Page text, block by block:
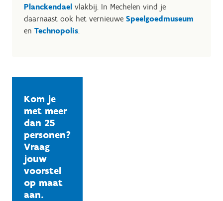
Planckendael vlakbij. In Mechelen vind je
daarnaast ook het vernieuwe Speelgoedmuseum
en Technopolis.
Kom je
met meer
dan 25
personen?
Vraag
jouw
voorstel
op maat
aan.